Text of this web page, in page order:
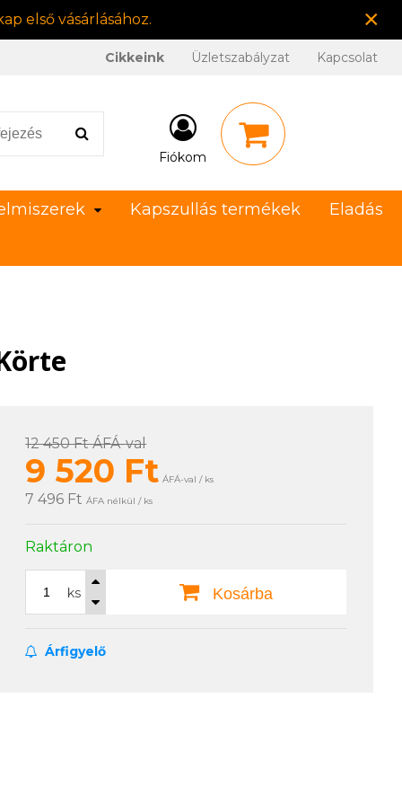
első vásárlásához. ×
Cikkeink Üzletszabályzat Kapcsolat
Fiókom
Kapszullás termékek
Eladás
12 450 FtÁFÁ-val
9 520 Ft ÁFÁ-val / ks
7 496 Ft ÁFA nélkül / ks
Raktáron
ks Kosárba
Árfigyelő